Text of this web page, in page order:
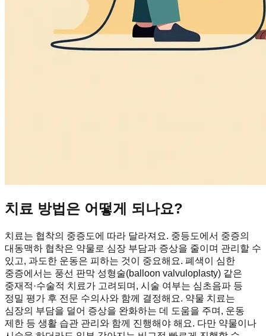
치료 방법은 어떻게 되나요?
치료는 협착의 중증도에 따라 달라져요. 중등도에서 중증의
대동맥하 협착은 약물로 심장 부담과 증상을 줄이며 관리할 수
있고, 과도한 운동은 피하는 것이 중요해요. 폐색이 심한
중증에서는 풍선 판막 성형술(balloon valvuloplasty) 같은
중재적·수술적 치료가 고려되며, 시술 여부는 심초음파 등
정밀 평가 후 전문 수의사와 함께 결정해요. 약물 치료는
심장의 부담을 덜어 증상을 완화하는 데 도움을 주며, 운동
제한 등 생활 습관 관리와 함께 진행해야 해요. 다만 약물이나